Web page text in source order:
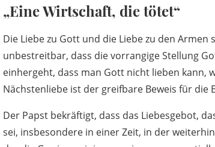
„Eine Wirtschaft, die tötet“
Die Liebe zu Gott und die Liebe zu den
unbestreitbar, dass die vorrangige Stellung
einhergeht, dass man Gott nicht lieben kann,
Nächstenliebe ist der greifbare Beweis für die
Der Papst bekräftigt, dass das Liebesgebot,
sei, insbesondere in einer Zeit, in der